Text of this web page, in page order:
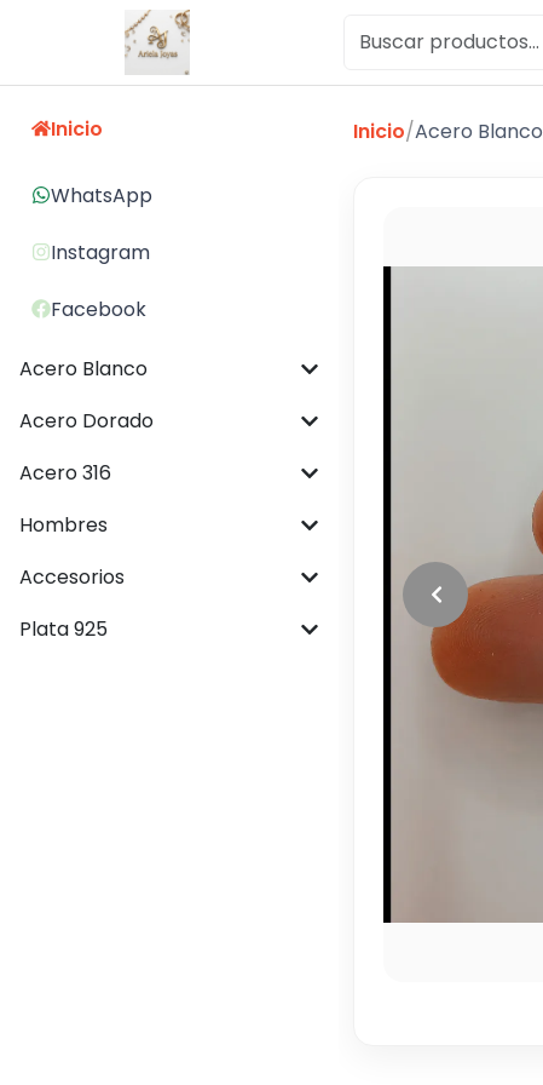
Inicio
WhatsApp
Instagram
Facebook
Acero Blanco
Acero Dorado
Acero 316
Hombres
Accesorios
Plata 925
Inicio/Acero Blanco